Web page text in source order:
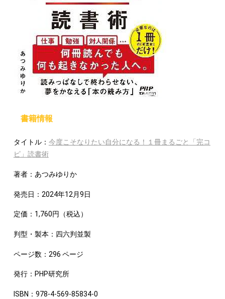
書籍情報
タイトル： 今度こそなりたい自分になる！１冊まるごと「完コ
ピ」読書術
著者：あつみゆりか
発売日：2024年12月9日
定価：1,760円（税込）
判型・製本：四六判並製
ページ数：296 ページ
発行：PHP研究所
ISBN：978-4-569-85834-0